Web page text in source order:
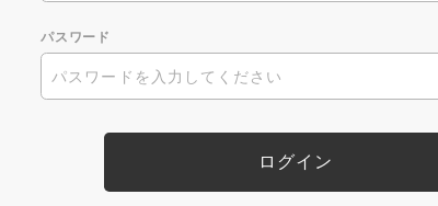
パスワード